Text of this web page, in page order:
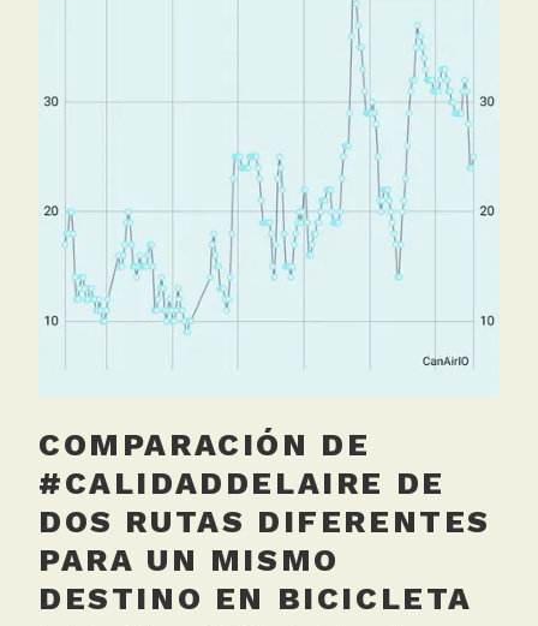
a
o
COMPARACIÓN DE
#CALIDADDELAIRE DE
DOS RUTAS DIFERENTES
PARA UN MISMO
DESTINO EN BICICLETA